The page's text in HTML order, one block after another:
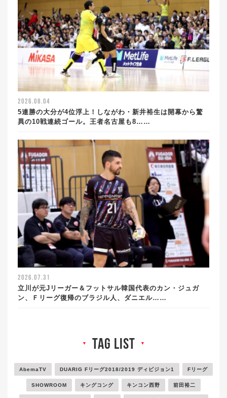
2026.08.04
5連勝の大分が4位浮上！しながわ・新井裕生は開幕から驚
異の10戦連続ゴール。王者名古屋も8……
2026.07.31
立川が元Jリーガー＆フットサル韓国代表のカン・ジュガ
ン、Ｆリーグ復帰のブラジル人、ダニエル……
▼ tag list ▼
AbemaTV DUARIG Fリーグ2018/2019 ディビジョン1 Fリーグ
SHOWROOM キングコング キンコン西野 前田裕二